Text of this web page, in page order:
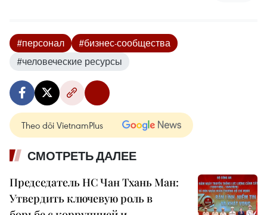
#персонал
#бизнес-сообщества
#человеческие ресурсы
Theo dõi VietnamPlus
СМОТРЕТЬ ДАЛЕЕ
Председатель НС Чан Тхань Ман:
Утвердить ключевую роль в